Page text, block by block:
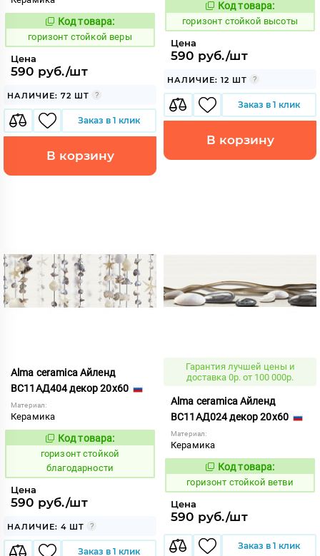
309133
Код товара:
горизонт стойкой веры
Цена
590 руб./шт
НАЛИЧИЕ: 72 ШТ
Заказ в 1 клик
В корзину
309132
Код товара:
горизонт стойкой высоты
Цена
590 руб./шт
НАЛИЧИЕ: 12 ШТ
Заказ в 1 клик
В корзину
Alma ceramica Айленд
ВС11АД404 декор 20x60
Материал:
Керамика
309128
Код товара:
горизонт стойкой
благодарности
Цена
590 руб./шт
НАЛИЧИЕ: 4 ШТ
Заказ в 1 клик
Гарантия лучшей цены и
доставка 0р. от 100 000р.
Alma ceramica Айленд
ВС11АД024 декор 20x60
Материал:
Керамика
309134
Код товара:
горизонт стойкой ветви
Цена
590 руб./шт
Заказ в 1 клик